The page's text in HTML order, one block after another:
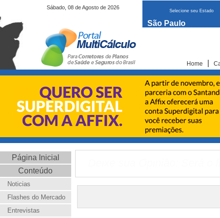
Selecione seu Estado
São Paulo
Home
Sábado, 08 de Agosto de 2026
Página Inicial
Conteúdo
Noticias
Flashes do Mercado
Entrevistas